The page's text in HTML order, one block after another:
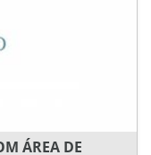
ÁREA DE